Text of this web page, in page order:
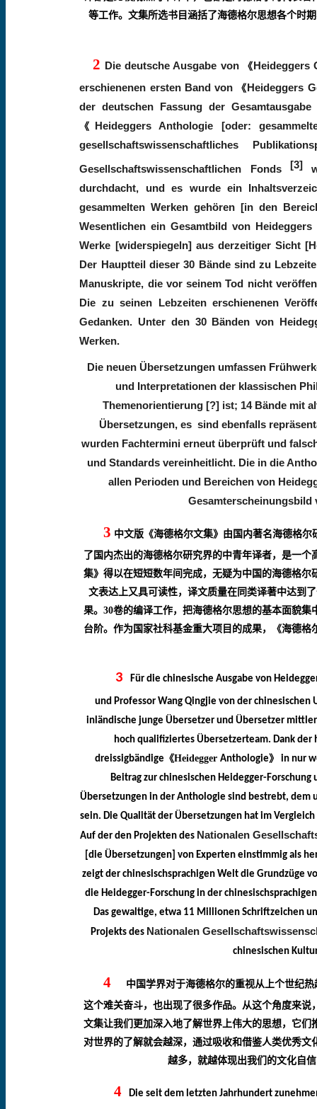
等工作。文集所选书目涵括了海德格尔思想各个时
2 Die deutsche Ausgabe von 《 Heideggers
erschienenen ersten Band von
《 Heideggers
der deutschen Fassung der
《
Heideggers Anthologie [oder:
gesellschaftswissenschaftliches
Gesellschaftswissenschaftlichen Fonds [3]
durchdacht, und es wurde ein
gesammelten Werken gehören [in den
Wesentlichen ein Gesamtbild von
Werke [widerspiegeln] aus derzeitiger Sicht
Der Hauptteil dieser 30 Bände sind zu
Manuskripte, die vor seinem Tod nicht
Die zu seinen Lebzeiten erschienenen
Gedanken. Unter den 30 Bänden von
Werken.
Die neuen Übersetzungen umfassen
und Interpretationen der klassischen
Themenorientierung [?] ist; 14 Bände mit
Übersetzungen, es sind ebenfalls
wurden Fachtermini erneut überprüft und
und Standards vereinheitlicht. Die in die
allen Perioden und Bereichen von
Gesamterscheinungsbild
3 中文版《海德格尔文集》由国内著名海德格
了国内杰出的海德格尔研究界的中青年译者，是一
集》得以在短短数年间完成，无疑为中国的海德格
文表达上又具可读性，译文质量在同类译著中达到
果。30卷的编译工作，把海德格尔思想的基本面貌
台阶。作为国家社科基金重大项目的成果，《海德格
3 Fürdie chinesische Ausgabe von
und Professor Wang Qingjie von der chinesischen
inländische junge Übersetzer und Übersetzer
hoch qualifiziertes Übersetzerteam. Dank
dreissigbändige 《HeideggerAnthologie》
in nur
Beitrag zur chinesischen Heidegger-
Übersetzungen in der Anthologie sind bestrebt, dem
sein. Die Qualität der Übersetzungen hat im
Auf der den Projekten des Nationalen
[die Übersetzungen] von Experten einstimmig als
zeigt der chinesischsprachigen Welt die Grundzüge
die Heidegger-Forschung in derchinesischsprachigen
Das gewaltige, etwa 11 Millionen Schriftzeichen
Projekts des Nationalen
chinesischen
4
中国学界对于海德格尔的重视从上个世纪
这个难关奋斗，也出现了很多作品。从这个角度来说
文集让我们更加深入地了解世界上伟大的思想，它
对世界的了解就会越深，通过吸收和借鉴人类优秀
越多，就越体现出我们的文化自
4
Die seit dem letzten Jahrhundert